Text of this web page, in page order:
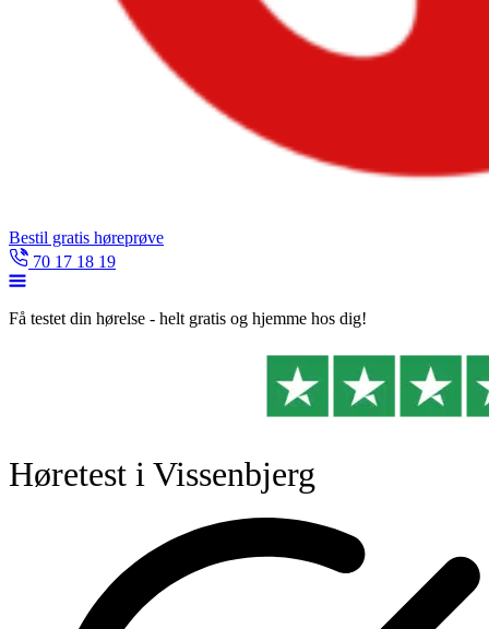
Bestil gratis høreprøve
70 17 18 19
Få testet din hørelse - helt gratis og hjemme hos dig!
Høretest i Vissenbjerg